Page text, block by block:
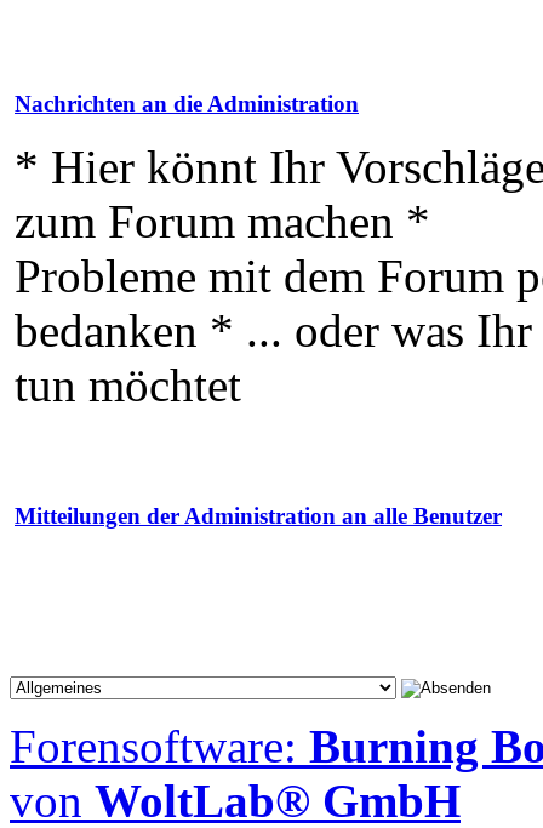
Nachrichten an die Administration
* Hier könnt Ihr
zum Forum machen *
Probleme mit dem Forum
bedanken * ... oder was
tun möchtet
Mitteilungen der Administration an alle Benutzer
Forensoftware: Burning
von WoltLab® GmbH